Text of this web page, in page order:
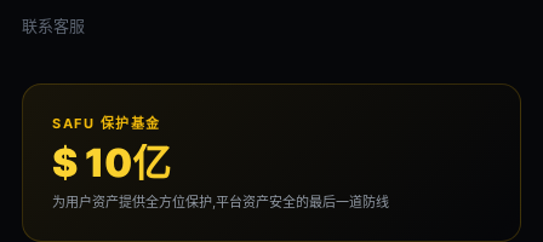
联系客服
SAFU 保护基金
$ 10亿
为用户资产提供全方位保护,平台资产安全的最后一道防线